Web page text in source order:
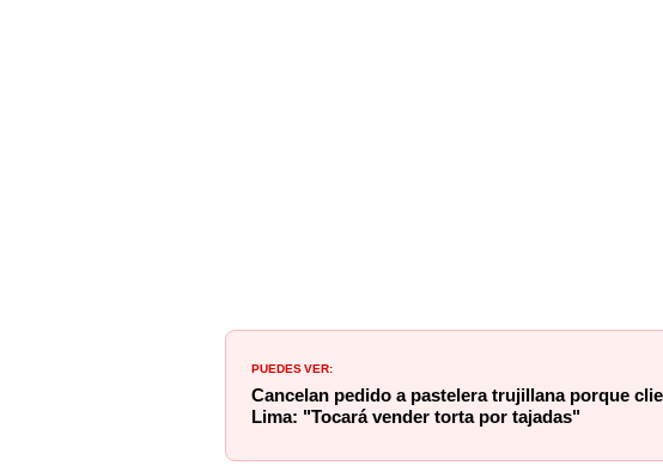
PUEDES VER:
Cancelan pedido a pastelera trujillana porque
Lima: "Tocará vender torta por tajadas"